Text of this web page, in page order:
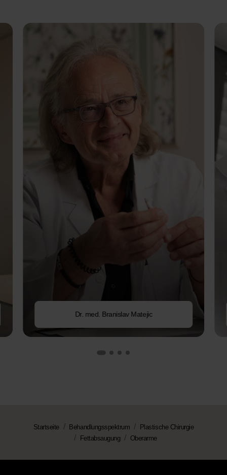
Dr. med. Branislav Matejic
Startseite Behandlungsspektrum
Plastische Chirurgie
Fettabsaugung
Oberarme